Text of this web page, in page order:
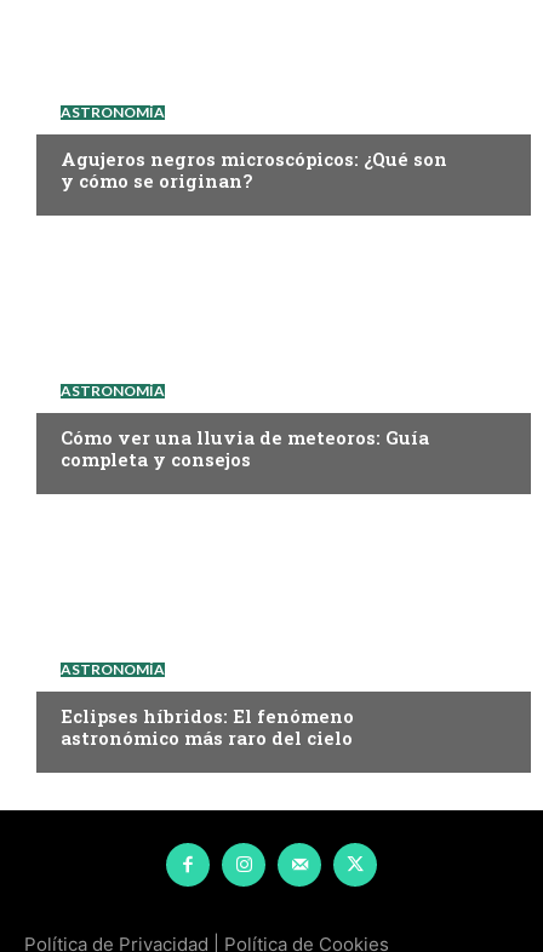
ASTRONOMÍA
Agujeros negros microscópicos: ¿Qué son
y cómo se originan?
ASTRONOMÍA
Cómo ver una lluvia de meteoros: Guía
completa y consejos
ASTRONOMÍA
Eclipses híbridos: El fenómeno
astronómico más raro del cielo
Política de Privacidad Política de Cookies